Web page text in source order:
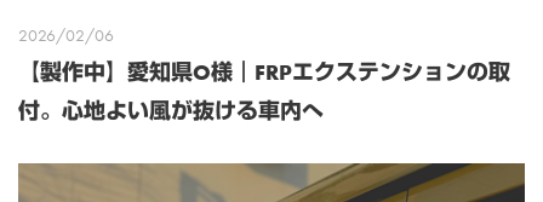
2026/02/06
【製作中】愛知県O様｜FRPエクステンションの取
付。心地よい風が抜ける車内へ